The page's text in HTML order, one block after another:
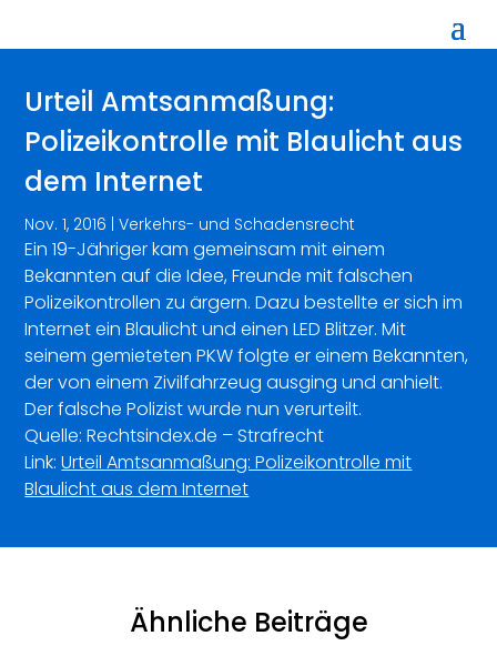
Urteil Amtsanmaßung:
Polizeikontrolle mit Blaulicht aus
dem Internet
Nov. 1, 2016 |Verkehrs- und Schadensrecht
Ein 19-Jähriger kam gemeinsam mit einem
Bekannten auf die Idee, Freunde mit falschen
Polizeikontrollen zu ärgern. Dazu bestellte er sich im
Internet ein Blaulicht und einen LED Blitzer. Mit
seinem gemieteten PKW folgte er einem Bekannten,
der von einem Zivilfahrzeug ausging und anhielt.
Der falsche Polizist wurde nun verurteilt.
Quelle: Rechtsindex.de – Strafrecht
Link:Urteil Amtsanmaßung: Polizeikontrolle mit
Blaulicht aus dem Internet
Ähnliche Beiträge